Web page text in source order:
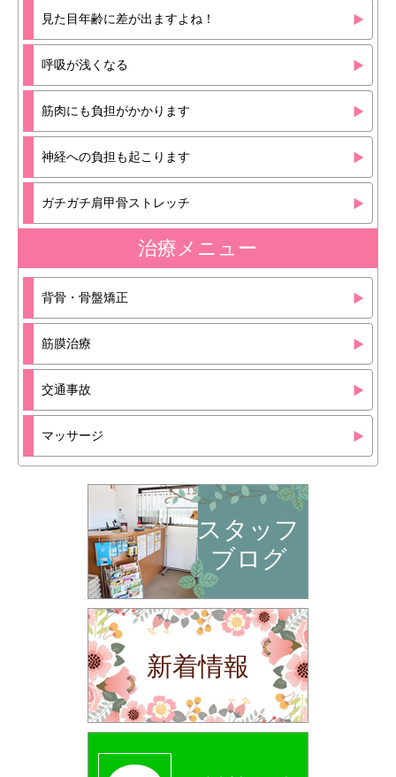
見た目年齢に差が出ますよね！
呼吸が浅くなる
筋肉にも負担がかかります
神経への負担も起こります
ガチガチ肩甲骨ストレッチ
治療メニュー
背骨・骨盤矯正
筋膜治療
交通事故
マッサージ
スタッフ
ブログ
新着情報